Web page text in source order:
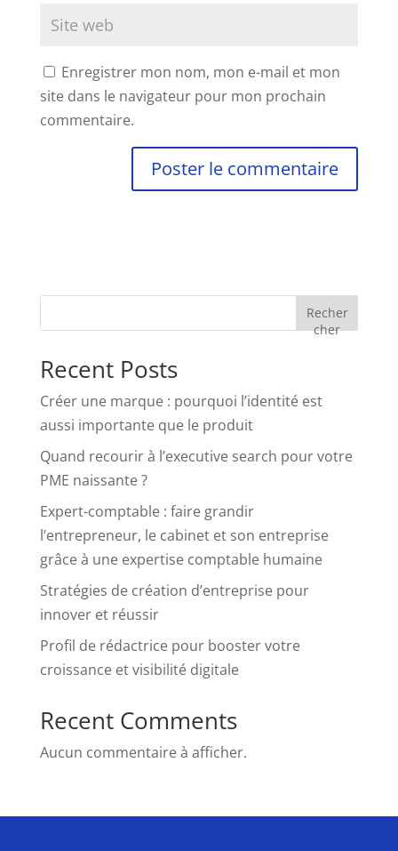
Enregistrer mon nom, mon e-mail et mon
site dans le navigateur pour mon prochain
commentaire.
Recher
cher
Recent Posts
Créer une marque : pourquoi l’identité est
aussi importante que le produit
Quand recourir à l’executive search pour votre
PME naissante ?
Expert-comptable : faire grandir
l’entrepreneur, le cabinet et son entreprise
grâce à une expertise comptable humaine
Stratégies de création d’entreprise pour
innover et réussir
Profil de rédactrice pour booster votre
croissance et visibilité digitale
Recent Comments
Aucun commentaire à afficher.